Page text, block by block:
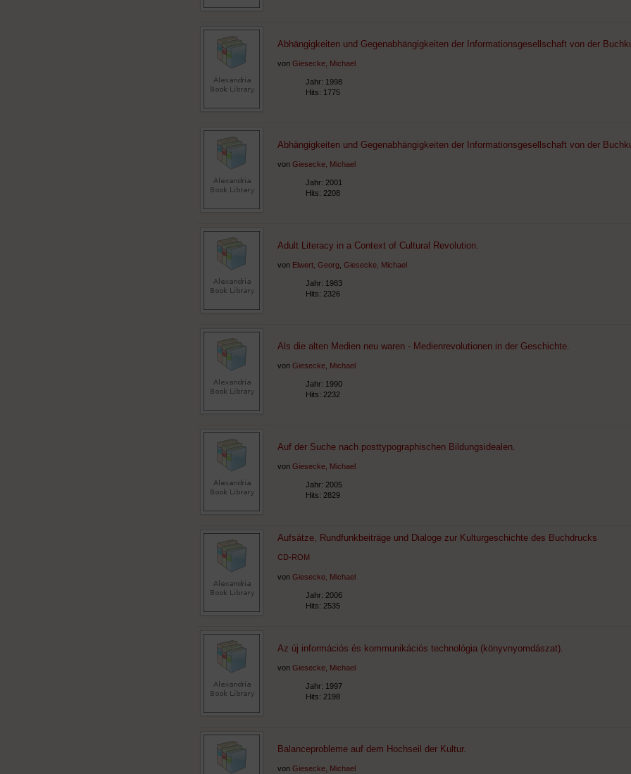
Abhängigkeiten und Gegenabhängigkeiten der Informationsgesellschaft von der
von Giesecke, Michael
Jahr: 1998
Hits: 1775
Abhängigkeiten und Gegenabhängigkeiten der Informationsgesellschaft von der
von Giesecke, Michael
Jahr: 2001
Hits: 2208
Adult Literacy in a Context of Cultural Revolution.
von Elwert, Georg Giesecke, Michael
Jahr: 1983
Hits: 2326
Als die alten Medien neu waren - Medienrevolutionen in der Geschichte.
von Giesecke, Michael
Jahr: 1990
Hits: 2232
Auf der Suche nach posttypographischen Bildungsidealen.
von Giesecke, Michael
Jahr: 2005
Hits: 2829
Aufsätze, Rundfunkbeiträge und Dialoge zur Kulturgeschichte des Buchdrucks
CD-ROM
von Giesecke, Michael
Jahr: 2006
Hits: 2535
Az új információs és kommunikációs technológia (könyvnyomdászat).
von Giesecke, Michael
Jahr: 1997
Hits: 2198
Balanceprobleme auf dem Hochseil der Kultur.
von Giesecke, Michael